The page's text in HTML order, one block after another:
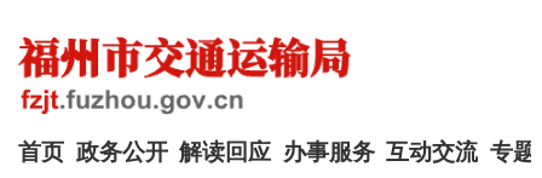
首页 政务公开 解读回应 办事服务 互动交流 专题